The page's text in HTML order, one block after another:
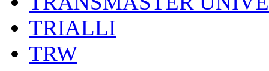
TRIALLI
TRW